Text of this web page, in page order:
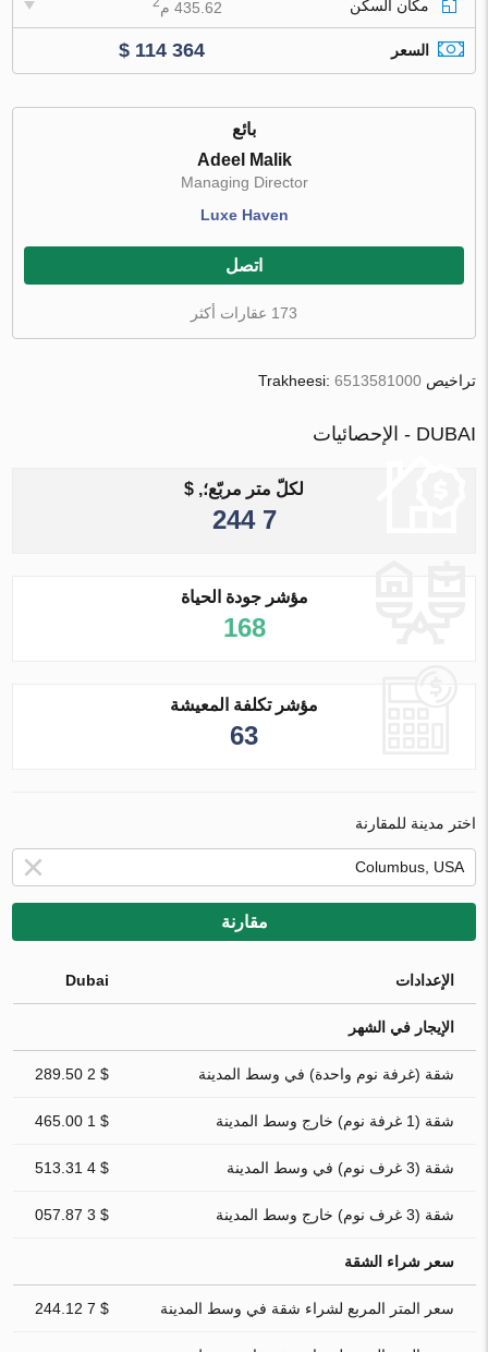
مكان السكن
435.62 م
السعر $ 114 364
بائع
Adeel Malik
Managing Director
Luxe Haven
اتصل
173 عقارات أكثر
تراخيص Trakheesi:6513581000
DUBAI - الإحصائيات
لكلّ متر مربّع؛, $
7 244
مؤشر جودة الحياة
168
مؤشر تكلفة المعيشة
63
اختر مدينة للمقارنة
مقارنة
الإعدادات Dubai
الإيجار في الشهر
شقة (غرفة نوم واحدة) في وسط المدينة $ 2 289.50
شقة (1 غرفة نوم) خارج وسط المدينة $ 1 465.00
شقة (3 غرف نوم) في وسط المدينة $ 4 513.31
شقة (3 غرف نوم) خارج وسط المدينة $ 3 057.87
سعر شراء الشقة
سعر المتر المربع لشراء شقة في وسط المدينة $ 7 244.12